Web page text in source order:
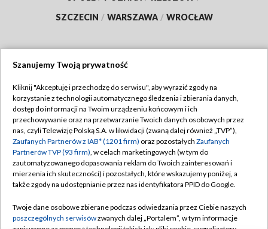
SZCZECIN / WARSZAWA / WROCŁAW
TVP
Abonament TVP
Emisja w TVP
Centrum informacji TVP
Naziemna Telewizja Cyfrowa
Rada Programowa
Regulamin TVP
Polityka prywatności
Moje zgody
Pomoc
Kontakt
Szanujemy Twoją prywatność
Kliknij "Akceptuję i przechodzę do serwisu", aby wyrazić zgody na
korzystanie z technologii automatycznego śledzenia i zbierania danych,
dostęp do informacji na Twoim urządzeniu końcowym i ich
przechowywanie oraz na przetwarzanie Twoich danych osobowych przez
nas, czyli Telewizję Polską S.A. w likwidacji (zwaną dalej również „TVP”),
Zaufanych Partnerów z IAB* (1201 firm) oraz pozostałych Zaufanych
Partnerów TVP (93 firm), w celach marketingowych (w tym do
zautomatyzowanego dopasowania reklam do Twoich zainteresowań i
mierzenia ich skuteczności) i pozostałych, które wskazujemy poniżej, a
także zgody na udostępnianie przez nas identyfikatora PPID do Google.
Twoje dane osobowe zbierane podczas odwiedzania przez Ciebie naszych
poszczególnych serwisówzwanych dalej „Portalem”, w tym informacje